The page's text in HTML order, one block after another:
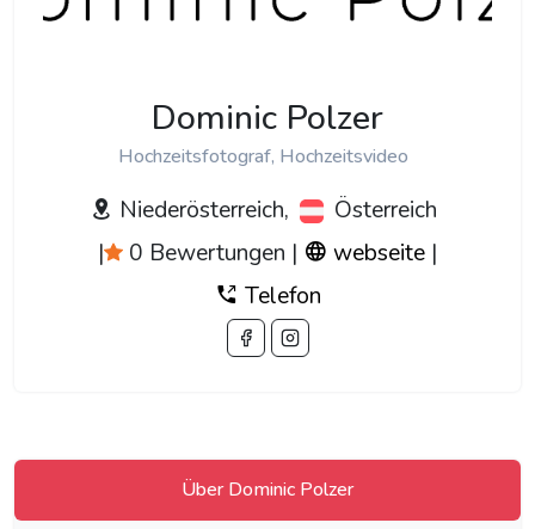
Dominic Polzer
Hochzeitsfotograf, Hochzeitsvideo
Niederösterreich,
Österreich
|
0 Bewertungen | webseite |
Telefon
Über Dominic Polzer